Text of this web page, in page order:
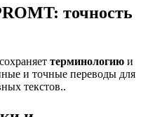
точность
терминологию и
и точные переводы для
текстов..